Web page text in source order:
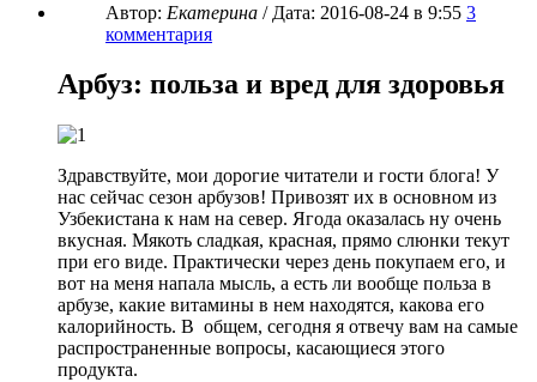
Автор: Екатерина / Дата: 2016-08-24 в 9:55 3
комментария
Арбуз: польза и вред для здоровья
Здравствуйте, мои дорогие читатели и гости блога! У
нас сейчас сезон арбузов! Привозят их в основном из
Узбекистана к нам на север. Ягода оказалась ну очень
вкусная. Мякоть сладкая, красная, прямо слюнки текут
при его виде. Практически через день покупаем его, и
вот на меня напала мысль, а есть ли вообще польза в
арбузе, какие витамины в нем находятся, какова его
калорийность. В общем, сегодня я отвечу вам на самые
распространенные вопросы, касающиеся этого
продукта.